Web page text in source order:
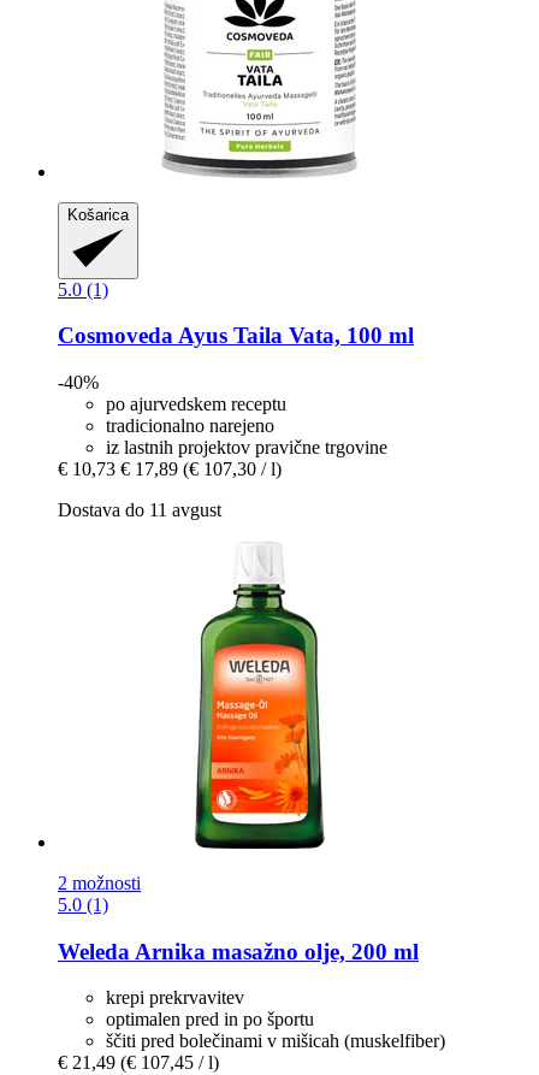
Košarica
5.0 (1)
CosmovedaAyus Taila Vata, 100 ml
-40%
po ajurvedskem receptu
tradicionalno narejeno
iz lastnih projektov pravične trgovine
€ 10,73 € 17,89 (€ 107,30 / l)
Dostava do 11 avgust
2 možnosti
5.0 (1)
Weleda Arnika masažno olje, 200 ml
krepi prekrvavitev
optimalen pred in po športu
ščiti pred bolečinami v mišicah (muskelfiber)
€ 21,49 (€ 107,45 / l)